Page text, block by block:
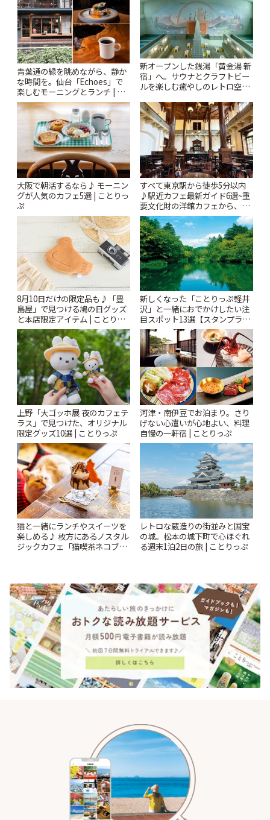
青葉通の緑を眺めながら、静か
な時間を。仙台「Echoes」で
楽しむモーニングとランチ | こ
とりっぷ
新オープンした銭湯「黄金湯 新
宿」へ。サウナとクラフトビー
ルを楽しむ癒やしのレトロ空間
大阪で朝活するなら♪ モーニン
グが人気のカフェ5選 | ことりっ
ぷ
すべて東京駅から徒歩5分以内
♪駅近カフェ最新ガイド6選~重
要文化財の洋館カフェから、改
札すぐのレトロ喫茶まで~ | こと
りっぷ
8月10日だけの限定品も♪「豊
島屋」で見つける鳩の日グッズ
と本店限定アイテム | ことりっ
ぷ
新しくなった「ことりっぷ軽井
沢」と一緒におでかけしたい注
目スポット13選【スタンプラリ
ー開催中】 | ことりっぷ
上野「大ゴッホ展 夜のカフェテ
ラス」で見つけた、オリジナル
限定グッズ10選 | ことりっぷ
河津・南伊豆でお泊まり。さり
げない心遣いが心地よい、料理
自慢の一軒宿 | ことりっぷ
猫と一緒にランチやスイーツを
楽しめる♪ 枚方にあるノスタル
ジックカフェ「猫喫茶ネコブ」
レトロな蔵造りの街並みと国宝
の城。松本の城下町で心ほぐれ
る週末1泊2日の旅 | ことりっぷ